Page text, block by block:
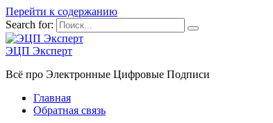
Перейти к содержанию
Search for:
ЭЦП Эксперт
Всё про Электронные Цифровые Подписи
Главная
Обратная связь